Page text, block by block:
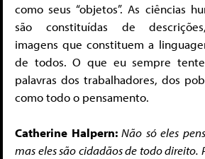
como seus “objetos”. As ciências
são constituídas de
imagens que constituem a
de todos. O que eu sempre
palavras dos trabalhadores, dos
como todo o pensamento.
Catherine Halpern: Não só eles
mas eles são cidadãos de todo direito.